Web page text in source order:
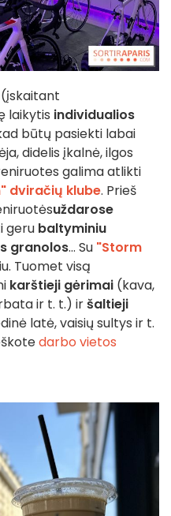
laikytis individualios
būtų pasiekti labai
didelis įkalnė, ilgos
galima atlikti
dviračių klube. Prieš
uždarose
geru baltyminiu
granolos... Su "Storm
Tuomet visą
karštieji gėrimai (kava,
ir t. t.) iršaltieji
latė, vaisių sultys ir t.
darbo vietos